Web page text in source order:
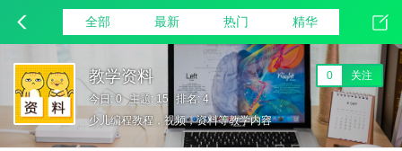
全部 最新 热门 精华
教学资料
今日: 0 主题: 15 排名: 4
0 关注
少儿编程教程，视频，资料等教学内容